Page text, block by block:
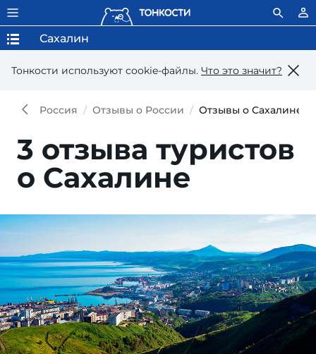
Тонкости используют сookie-файлы. Что это значит?
Сахалин
Россия Отзывы о России Отзывы о Сахалине
3 отзыва туристов
о Сахалине